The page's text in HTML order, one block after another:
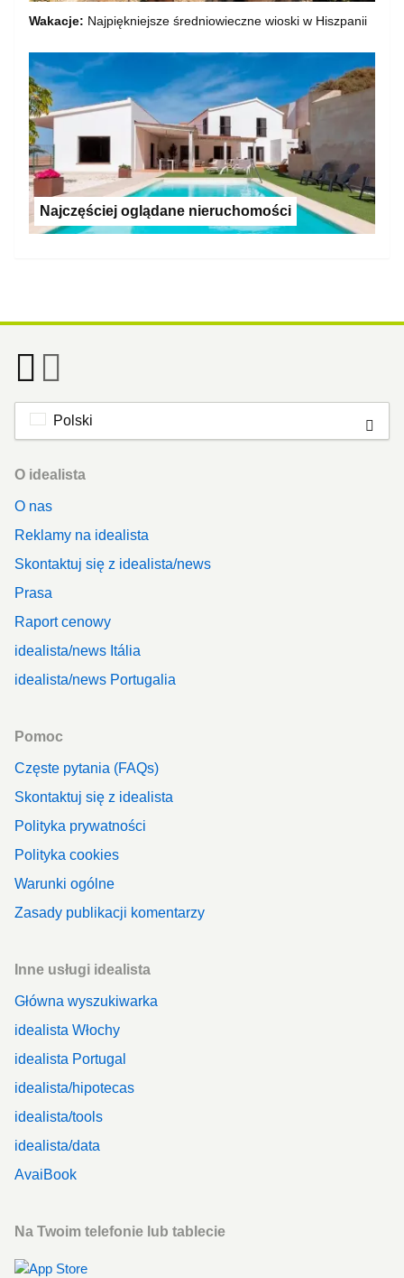
Wakacje: Najpiękniejsze średniowieczne wioski w Hiszpanii
Najczęściej oglądane nieruchomości
Polski
Footer
O idealista
O nas
Reklamy na idealista
Skontaktuj się z idealista/news
Prasa
Raport cenowy
idealista/news Itália
idealista/news Portugalia
Pomoc
Częste pytania (FAQs)
Skontaktuj się z idealista
Polityka prywatności
Polityka cookies
Warunki ogólne
Zasady publikacji komentarzy
Inne usługi idealista
Główna wyszukiwarka
idealista Włochy
idealista Portugal
idealista/hipotecas
idealista/tools
idealista/data
AvaiBook
Na Twoim telefonie lub tablecie